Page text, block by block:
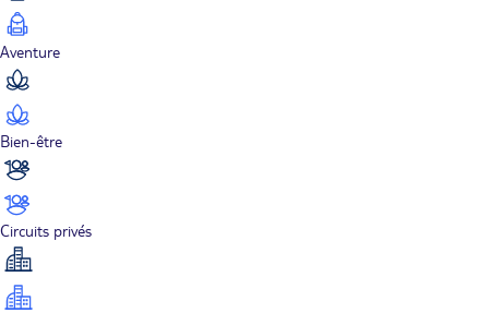
Aventure
Bien-être
Circuits privés